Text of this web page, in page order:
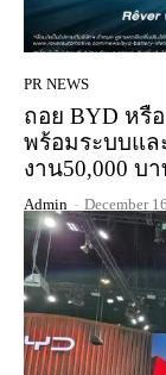
PR NEWS
ถอย BYD หรื
พร้อมระบบแ
งาน50,000 บ
Admin - December